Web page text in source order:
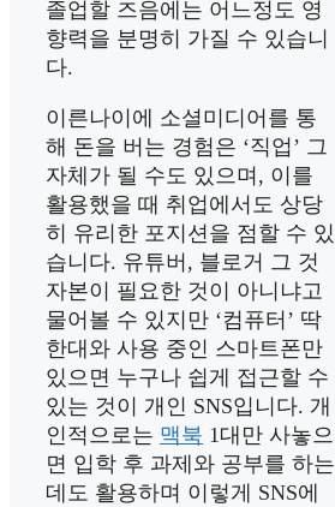
졸업할 즈음에는 어느정도 영
향력을 분명히 가질 수 있습니
다.
이른나이에 소셜미디어를 통
해 돈을 버는 경험은 ‘직업’ 그
자체가 될 수도 있으며, 이를
활용했을 때 취업에서도 상당
히 유리한 포지션을 점할 수 있
습니다. 유튜버, 블로거 그 것
자본이 필요한 것이 아니냐고
물어볼 수 있지만 ‘컴퓨터’ 딱
한대와 사용 중인 스마트폰만
있으면 누구나 쉽게 접근할 수
있는 것이 개인 SNS입니다. 개
인적으로는 맥북 1대만 사놓으
면 입학 후 과제와 공부를 하는
데도 활용하며 이렇게 SNS에